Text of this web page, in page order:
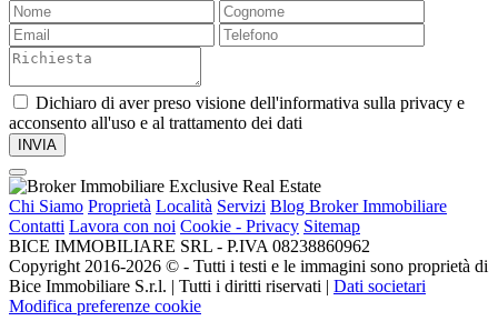
Dichiaro di aver preso visione dell'informativa sulla privacy e
acconsento all'uso e al trattamento dei dati
Chi Siamo Proprietà Località Servizi Blog Broker Immobiliare
Contatti Lavora con noi Cookie - Privacy Sitemap
BICE IMMOBILIARE SRL - P.IVA 08238860962
Copyright 2016-2026 ©️ - Tutti i testi e le immagini sono proprietà di
Bice Immobiliare S.r.l. | Tutti i diritti riservati | Dati societari
Modifica preferenze cookie